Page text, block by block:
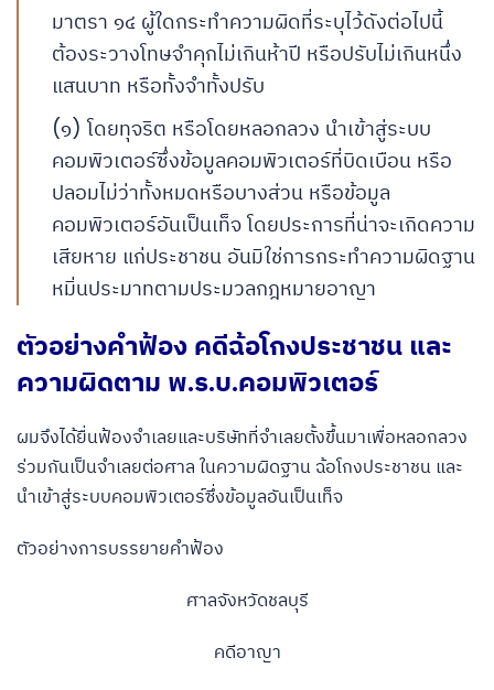
มาตรา ๑๔ ผู้ใดกระทําความผิดที่ระบุไว้ดังต่อไปนี้
ต้องระวางโทษจําคุกไม่เกินห้าปี หรือปรับไม่เกินหนึ่ง
แสนบาท หรือทั้งจําทั้งปรับ
(๑) โดยทุจริต หรือโดยหลอกลวง นําเข้าสู่ระบบ
คอมพิวเตอร์ซึ่งข้อมูลคอมพิวเตอร์ที่บิดเบือน หรือ
ปลอมไม่ว่าทั้งหมดหรือบางส่วน หรือข้อมูล
คอมพิวเตอร์อันเป็นเท็จ โดยประการที่น่าจะเกิดความ
เสียหาย แก่ประชาชน อันมิใช่การกระทําความผิดฐาน
หมิ่นประมาทตามประมวลกฎหมายอาญา
ตัวอย่างคำฟ้อง คดีฉ้อโกงประชาชน และ
ความผิดตาม พ.ร.บ.คอมพิวเตอร์
ผมจึงได้ยื่นฟ้องจำเลยและบริษัทที่จำเลยตั้งขึ้นมาเพื่อหลอกลวง
ร่วมกันเป็นจำเลยต่อศาล ในความผิดฐาน ฉ้อโกงประชาชน และ
นำเข้าสู่ระบบคอมพิวเตอร์ซึ่งข้อมูลอันเป็นเท็จ
ตัวอย่างการบรรยายคำฟ้อง
ศาลจังหวัดชลบุรี
คดีอาญา